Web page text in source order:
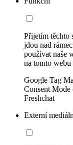
Přijetím těchto
jdou nad
používat naše
na tomto webu
Google Tag
Consent
Freshchat
Externí